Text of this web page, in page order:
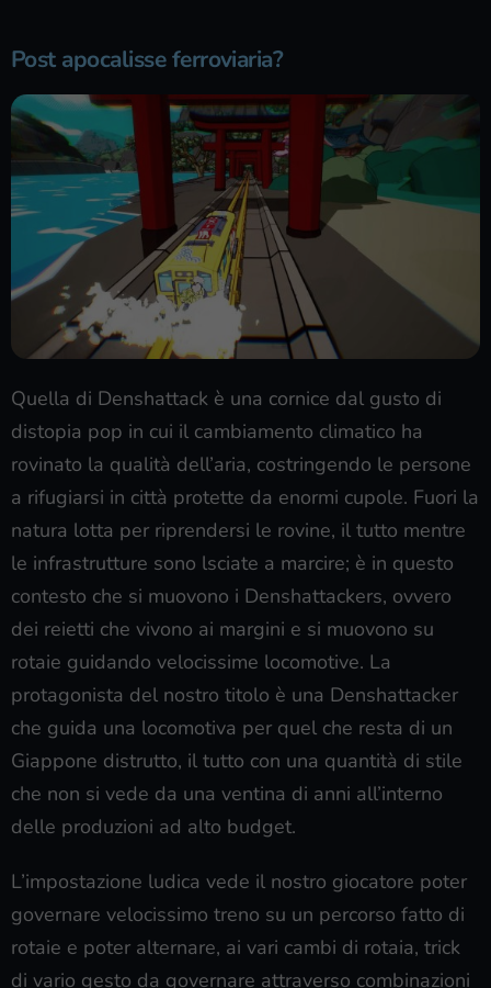
Post apocalisse ferroviaria?
Quella di Denshattack è una cornice dal gusto di
distopia pop in cui il cambiamento climatico ha
rovinato la qualità dell’aria, costringendo le persone
a rifugiarsi in città protette da enormi cupole. Fuori la
natura lotta per riprendersi le rovine, il tutto mentre
le infrastrutture sono lsciate a marcire; è in questo
contesto che si muovono i Denshattackers, ovvero
dei reietti che vivono ai margini e si muovono su
rotaie guidando velocissime locomotive. La
protagonista del nostro titolo è una Denshattacker
che guida una locomotiva per quel che resta di un
Giappone distrutto, il tutto con una quantità di stile
che non si vede da una ventina di anni all’interno
delle produzioni ad alto budget.
L’impostazione ludica vede il nostro giocatore poter
governare velocissimo treno su un percorso fatto di
rotaie e poter alternare, ai vari cambi di rotaia, trick
di vario gesto da governare attraverso combinazioni